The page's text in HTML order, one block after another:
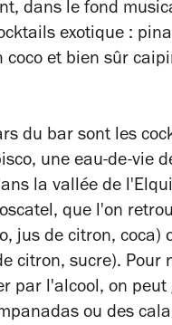
dans le fond
exotique :
coco et bien sûr
du bar sont les
une eau-de-vie
la vallée de
que l'on
jus de citron, coca)
citron, sucre). Pour
par l'alcool, on peut
ou des